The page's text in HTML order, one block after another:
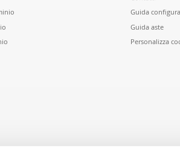
Guida
Guida aste
Personalizza